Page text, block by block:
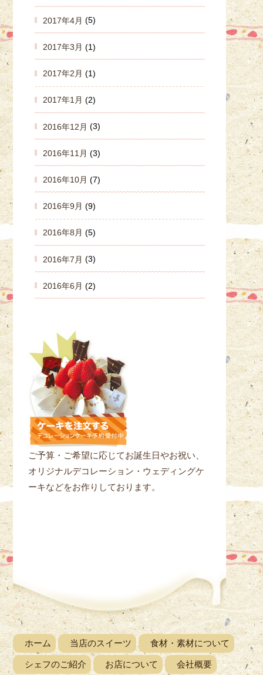
2017年4月 (5)
2017年3月 (1)
2017年2月 (1)
2017年1月 (2)
2016年12月 (3)
2016年11月 (3)
2016年10月 (7)
2016年9月 (9)
2016年8月 (5)
2016年7月 (3)
2016年6月 (2)
ご予算・ご希望に応じてお誕生日やお祝い、
オリジナルデコレーション・ウェディングケ
ーキなどをお作りしております。
ホーム 当店のスイーツ 食材・素材について
シェフのご紹介 お店について 会社概要